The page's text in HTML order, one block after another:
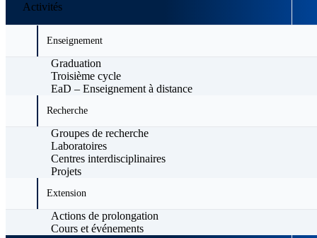
Activités
Enseignement
Graduation
Troisième cycle
EaD – Enseignement à distance
Recherche
Groupes de recherche
Laboratoires
Centres interdisciplinaires
Projets
Extension
Actions de prolongation
Cours et événements